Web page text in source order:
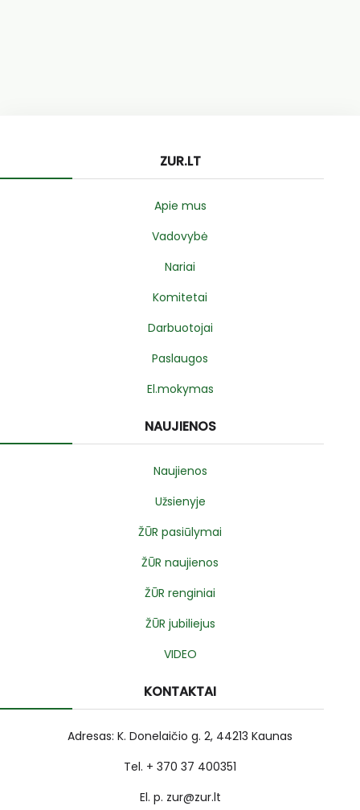
ZUR.LT
Apie mus
Vadovybė
Nariai
Komitetai
Darbuotojai
Paslaugos
El.mokymas
NAUJIENOS
Naujienos
Užsienyje
ŽŪR pasiūlymai
ŽŪR naujienos
ŽŪR renginiai
ŽŪR jubiliejus
VIDEO
KONTAKTAI
Adresas: K. Donelaičio g. 2, 44213 Kaunas
Tel. + 370 37 400351
El. p. zur@zur.lt